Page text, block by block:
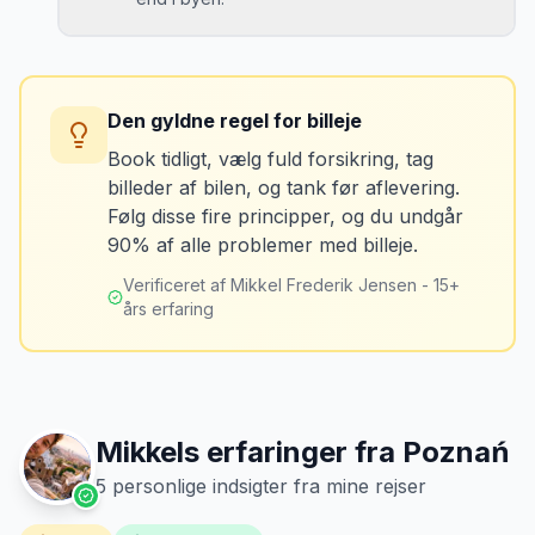
Løsning
brændstofmåleren.
MJ
Mikkels erfaring Oktober 2024
“Jeg fotograferer altid bilen fra alle
vinkler ved afhentning. Det har reddet
sidste tankning.
Tank bilen op et par kilometer fra
lufthavnen dagen før aflevering. Priserne
er markant lavere.
Den gyldne regel for billeje
Book tidligt, vælg fuld forsikring, tag
billeder af bilen, og tank før aflevering.
Følg disse fire principper, og du undgår
90% af alle problemer med billeje.
Verificeret af Mikkel Frederik Jensen - 15+
års erfaring
Mikkels erfaringer fra Poznań
5 personlige indsigter fra mine rejser